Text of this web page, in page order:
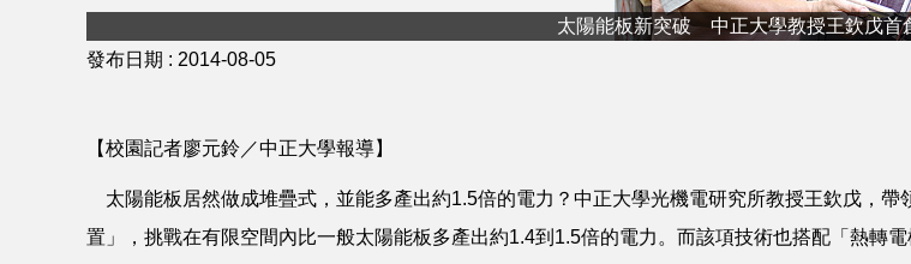
太陽能板新突破 中正大學教授王欽戊首
發布日期 : 2014-08-05
【校園記者廖元鈴／中正大學報導】
太陽能板居然做成堆疊式，並能多產出約1.5倍的電力？中正大學光機電研究所教授王欽戊，
置」，挑戰在有限空間內比一般太陽能板多產出約1.4到1.5倍的電力。而該項技術也搭配「熱轉